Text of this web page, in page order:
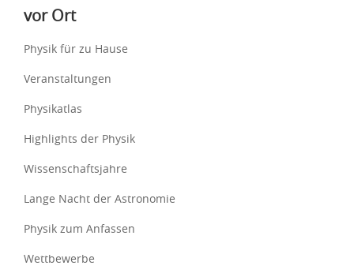
vor Ort
Physik für zu Hause
Veranstaltungen
Physikatlas
Highlights der Physik
Wissenschaftsjahre
Lange Nacht der Astronomie
Physik zum Anfassen
Wettbewerbe